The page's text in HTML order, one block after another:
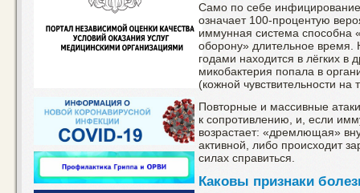
Само по себе
означает 100-процентую
иммунная система способна
оборону» длительное время.
годами находится в лёгких
микобактерия попала в
(кожной чувствительности на
Повторные и массивные
к сопротивлению, и, если
возрастает: «дремлющая»
активной, либо происходит
силах справиться.
Каковы признаки